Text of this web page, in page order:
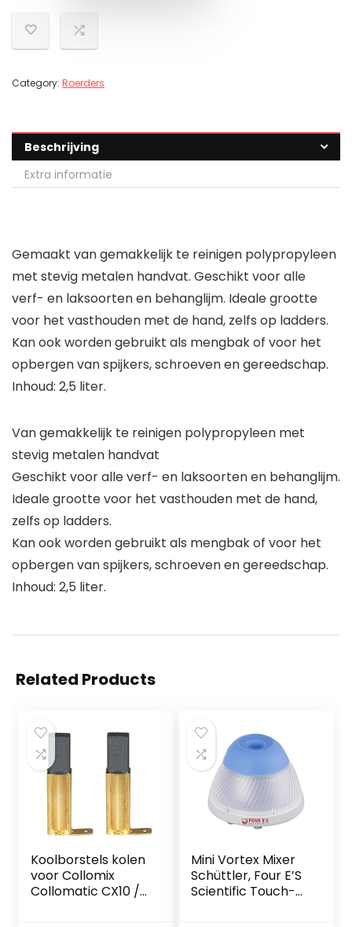
Category: Roerders
Beschrijving
Extra informatie
Gemaakt van gemakkelijk te reinigen polypropyleen
met stevig metalen handvat. Geschikt voor alle
verf- en laksoorten en behanglijm. Ideale grootte
voor het vasthouden met de hand, zelfs op ladders.
Kan ook worden gebruikt als mengbak of voor het
opbergen van spijkers, schroeven en gereedschap.
Inhoud: 2,5 liter.
Van gemakkelijk te reinigen polypropyleen met
stevig metalen handvat
Geschikt voor alle verf- en laksoorten en behanglijm.
Ideale grootte voor het vasthouden met de hand,
zelfs op ladders.
Kan ook worden gebruikt als mengbak of voor het
opbergen van spijkers, schroeven en gereedschap.
Inhoud: 2,5 liter.
Related Products
Koolborstels kolen
voor Collomix
Collomatic CX10 /
Mini Vortex Mixer
Schüttler, Four E’S
Scientific Touch-